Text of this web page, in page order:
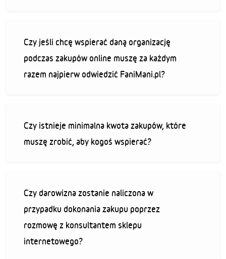
Czy jeśli chcę wspierać daną organizację
podczas zakupów online muszę za każdym
razem najpierw odwiedzić FaniMani.pl?
Czy istnieje minimalna kwota zakupów, które
muszę zrobić, aby kogoś wspierać?
Czy darowizna zostanie naliczona w
przypadku dokonania zakupu poprzez
rozmowę z konsultantem sklepu
internetowego?